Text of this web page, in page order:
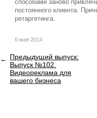
способами заново
постоянного клиента.
ретаргетинга.
6 мая 2014
Предыдущий выпуск:
Выпуск №102.
Видеореклама для
вашего бизнеса